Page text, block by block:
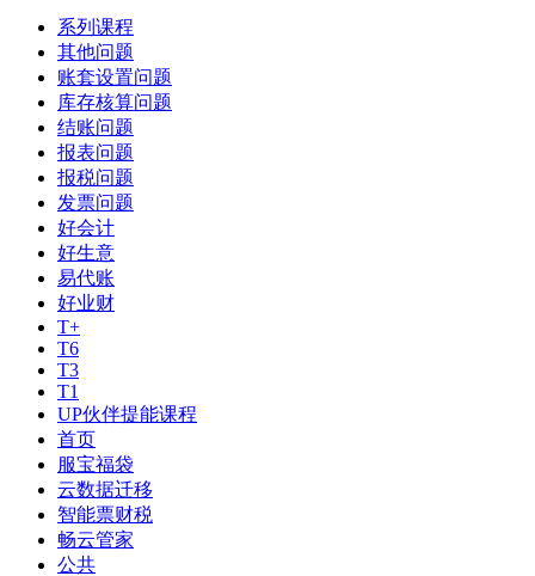
系列课程
其他问题
账套设置问题
库存核算问题
结账问题
报表问题
报税问题
发票问题
好会计
好生意
易代账
好业财
T+
T6
T3
T1
UP伙伴提能课程
首页
服宝福袋
云数据迁移
智能票财税
畅云管家
公共